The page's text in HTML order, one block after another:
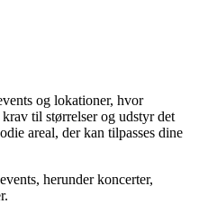
og lokationer, hvor
til størrelser og udstyr det
areal, der kan tilpasses dine
herunder koncerter,